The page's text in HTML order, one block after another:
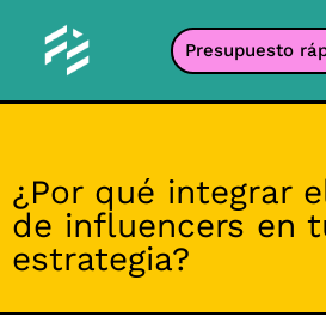
Presupuesto
¿Por qué integrar
de influencers en
estrategia?